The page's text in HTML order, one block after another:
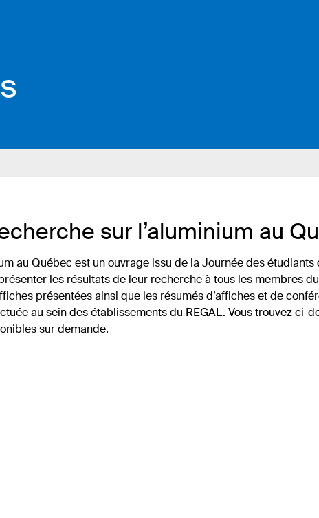
sur l’aluminium au
au Québec est un ouvrage issu de la Journée des étudiants
les résultats de leur recherche à tous les membres
présentées ainsi que les résumés d’affiches et de
au sein des établissements du REGAL. Vous trouvez ci-
sur demande.